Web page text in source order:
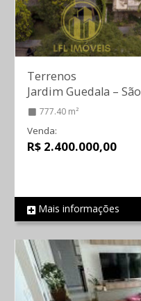
REF 297
Terrenos
Jardim Guedala –
777.40 m²
Venda:
R$ 2.400.000,00
Mais informações